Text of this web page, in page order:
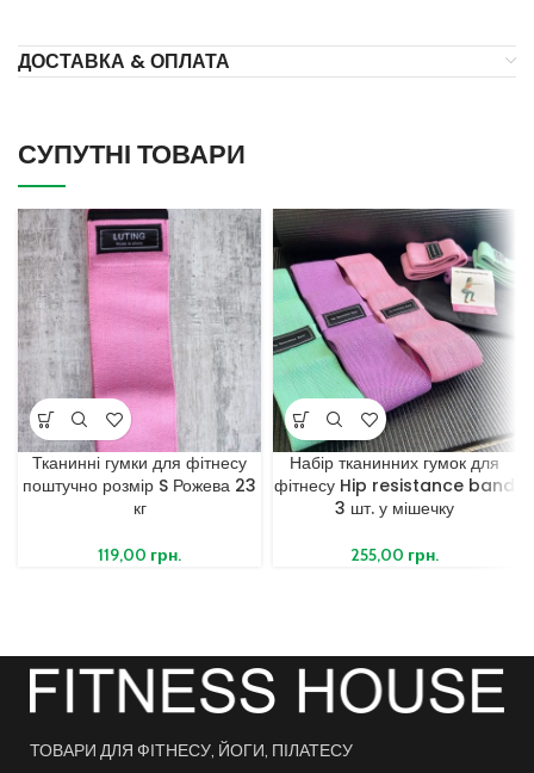
ДОСТАВКА & ОПЛАТА
СУПУТНІ ТОВАРИ
Тканинні гумки для фітнесу
поштучно розмір S Рожева 23
кг
119,00 грн.
Набір тканинних гумок для
фітнесу Hip resistance band
3 шт. у мішечку
255,00 грн.
ТОВАРИ ДЛЯ ФІТНЕСУ, ЙОГИ, ПІЛАТЕСУ